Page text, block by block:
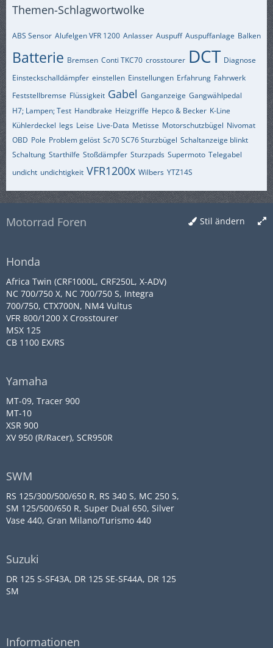
Themen-Schlagwortwolke
ABS Sensor Alufelgen VFR 1200 Anlasser Auspuff Auspuffanlage Balken
Batterie Bremsen Conti TKC70 crosstourer DCT Diagnose
Einsteckschalldämpfer einstellen Einstellungen Erfahrung Fahrwerk
Feststellbremse Flüssigkeit Gabel Ganganzeige Gangwählpedal
H7; Lampen; Test Handbrake Heizgriffe Hepco & Becker K-Line
Kühlerdeckel legs Leise Live-Data Metisse Motorschutzbügel Nivomat
OBD Pole Problem gelöst Sc70 SC76 Sturzbügel Schaltanzeige blinkt
Schaltung Starthilfe Stoßdämpfer Sturzpads Supermoto Telegabel
undicht undichtigkeit VFR1200x Wilbers YTZ14S
Stil ändern
Motorrad Foren
Honda
Africa Twin (CRF1000L, CRF250L, X-ADV)
NC 700/750 X, NC 700/750 S, Integra
700/750, CTX700N, NM4 Vultus
VFR 800/1200 X Crosstourer
MSX 125
CB 1100 EX/RS
Yamaha
MT-09, Tracer 900
MT-10
XSR 900
XV 950 (R/Racer), SCR950R
SWM
RS 125/300/500/650 R, RS 340 S, MC 250 S,
SM 125/500/650 R, Super Dual 650, Silver
Vase 440, Gran Milano/Turismo 440
Suzuki
DR 125 S-SF43A, DR 125 SE-SF44A, DR 125
SM
Informationen